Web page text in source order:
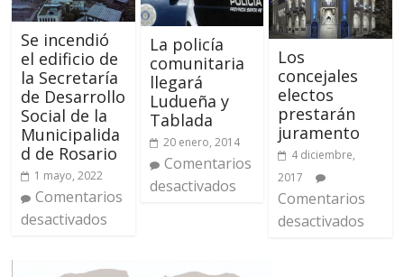
Se incendió
el edificio de
la Secretaría
de Desarrollo
Social de la
Municipalida
d de Rosario
1 mayo, 2022
Comentarios
desactivados
La policía
comunitaria
llegará
Ludueña y
Tablada
20 enero, 2014
Comentarios
desactivados
Los
concejales
electos
prestarán
juramento
4 diciembre,
2017
Comentarios
desactivados